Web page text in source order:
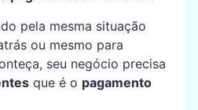
pela mesma situação
ou mesmo para
seu negócio precisa
que é o pagamento